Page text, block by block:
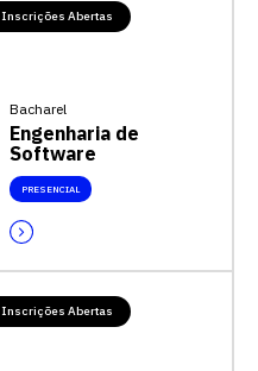
Inscrições Abertas
Bacharel
Engenharia de
Software
PRESENCIAL
Inscrições Abertas